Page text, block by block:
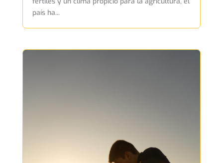
país ha...